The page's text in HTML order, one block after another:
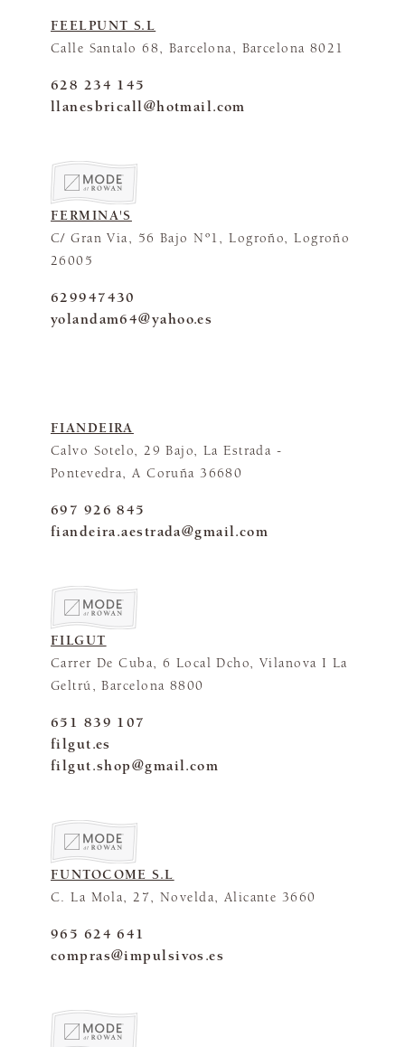
FEELPUNT S.L
Calle Santalo 68, Barcelona, Barcelona 8021
628 234 145
llanesbricall@hotmail.com
FERMINA'S
C/ Gran Via, 56 Bajo Nº1, Logroño, Logroño
26005
629947430
yolandam64@yahoo.es
FIANDEIRA
Calvo Sotelo, 29 Bajo, La Estrada -
Pontevedra, A Coruña 36680
697 926 845
fiandeira.aestrada@gmail.com
FILGUT
Carrer De Cuba, 6 Local Dcho, Vilanova I La
Geltrú, Barcelona 8800
651 839 107
filgut.es
filgut.shop@gmail.com
FUNTOCOME S.L
C. La Mola, 27, Novelda, Alicante 3660
965 624 641
compras@impulsivos.es